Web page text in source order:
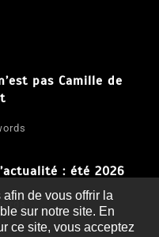
pas Camille de
: été 2026
de vous offrir la
sur notre site. En
ce site, vous acceptez